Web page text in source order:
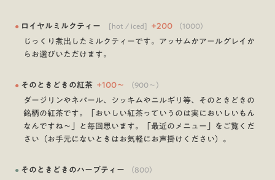
● ロイヤルミルクティー [hot / iced] +200 （1000）
じっくり煮出したミルクティーです。アッサムかアールグレイか
らお選びいただけます。
● そのときどきの紅茶 +100〜 （900〜 ）
ダージリンやネパール、シッキムやニルギリ等、そのときどきの
銘柄の紅茶です。「おいしい紅茶っていうのは実においしいもん
なんですね〜」と毎回思います。「最近のメニュー」をご覧くだ
さい（お手元にないときはお気軽にお声掛けください）。
● そのときどきのハーブティー （800）